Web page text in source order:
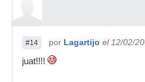
#14 por Lagartijo el 12/02/
juat!!!!